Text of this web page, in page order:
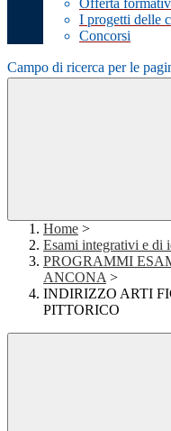
Offerta
I progetti delle
Concorsi
Campo di ricerca per le
Home >
Esami integrativi e di
PROGRAMMI
ANCONA >
INDIRIZZO ARTI
PITTORICO